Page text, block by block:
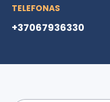
TELEFONAS
+37067936330